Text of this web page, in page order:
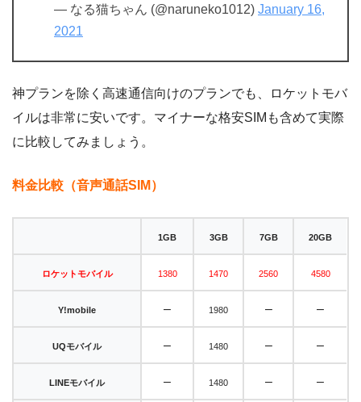
— なる猫ちゃん (@naruneko1012) January 16,
2021
神プランを除く高速通信向けのプランでも、ロケットモバ
イルは非常に安いです。マイナーな格安SIMも含めて実際
に比較してみましょう。
料金比較（音声通話SIM）
1GB 3GB 7GB 20GB
ロケットモバイル 1380 1470 2560 4580
Y!mobile – 1980 – –
UQモバイル – 1480 – –
LINEモバイル – 1480 – –